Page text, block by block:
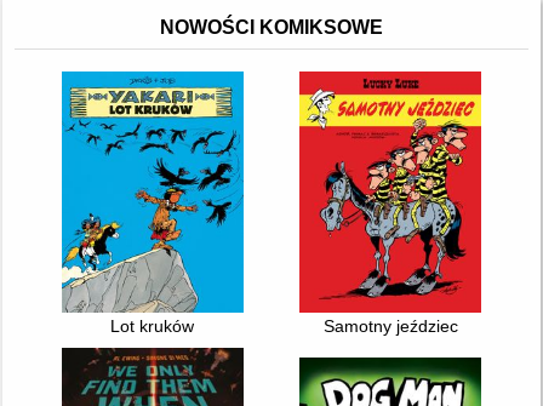
NOWOŚCI KOMIKSOWE
Lot kruków Samotny jeździec